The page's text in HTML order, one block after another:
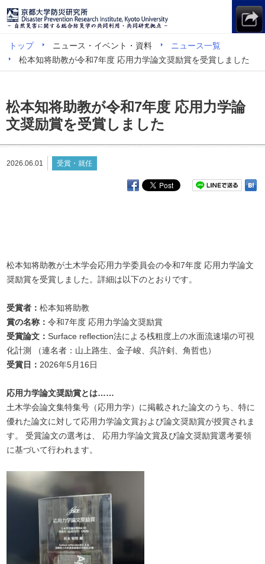
トップ ニュース・イベント・資料
ニュース一覧
松本知将助教が令和7年度 応用力学論文奨励賞を受賞しました
松本知将助教が令和7年度 応用力学論
文奨励賞を受賞しました
2026.06.01 受賞・就任
松本知将助教が土木学会応用力学委員会の令和7年度 応用力学論文
奨励賞を受賞しました。詳細は以下のとおりです。
受賞者：松本知将助教
賞の名称：令和7年度 応用力学論文奨励賞
受賞論文：Surface reflection法による桟粗度上の水面流速場の可視
化計測 （連名者：山上路生、金子峻、呉許剣、角哲也）
受賞日： 2026年5月16日
応用力学論文奨励賞とは……
土木学会論文集特集号（応用力学）に掲載された論文のうち、特に
優れた論文に対して応用力学論文賞および論文奨励賞が授賞されま
す。 受賞論文の選考は、 応用力学論文賞及び論文奨励賞選考要領
に基づいて行われます。